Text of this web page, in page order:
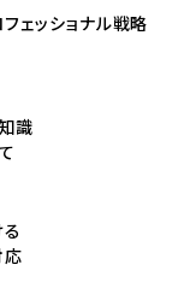
ェッショナル戦略
識
応